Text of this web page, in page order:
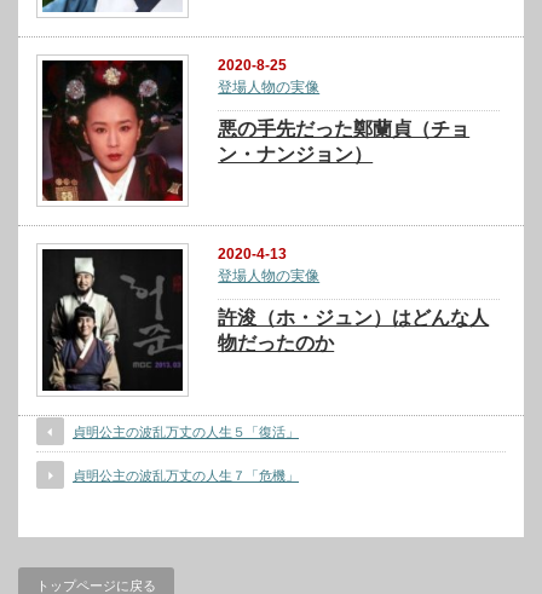
2020-8-25
登場人物の実像
悪の手先だった鄭蘭貞（チョ
ン・ナンジョン）
2020-4-13
登場人物の実像
許浚（ホ・ジュン）はどんな人
物だったのか
貞明公主の波乱万丈の人生５「復活」
貞明公主の波乱万丈の人生７「危機」
トップページに戻る